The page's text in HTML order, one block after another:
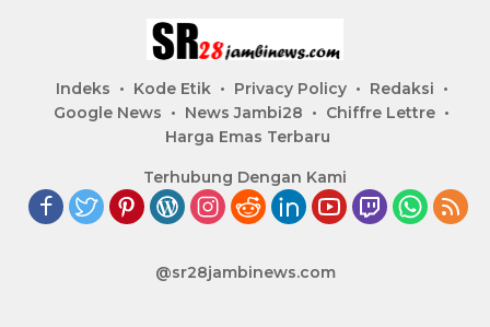
Indeks Kode Etik Privacy Policy
Redaksi
Google News
News Jambi28
Chiffre Lettre
Harga Emas Terbaru
Terhubung Dengan Kami
@sr28jambinews.com